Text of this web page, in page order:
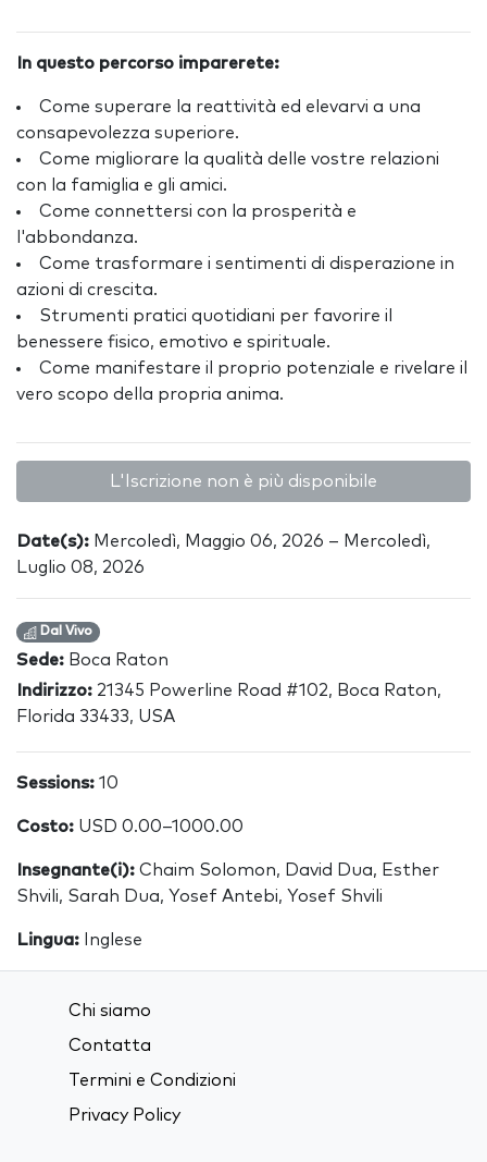
In questo percorso imparerete:
Come superare la reattività ed elevarvi a una
consapevolezza superiore.
Come migliorare la qualità delle vostre relazioni
con la famiglia e gli amici.
Come connettersi con la prosperità e
l'abbondanza.
Come trasformare i sentimenti di disperazione in
azioni di crescita.
Strumenti pratici quotidiani per favorire il
benessere fisico, emotivo e spirituale.
Come manifestare il proprio potenziale e rivelare il
vero scopo della propria anima.
L'Iscrizione non è più disponibile
Date(s): Mercoledì, Maggio 06, 2026 – Mercoledì,
Luglio 08, 2026
Dal Vivo
Sede: Boca Raton
Indirizzo: 21345 Powerline Road #102, Boca Raton,
Florida 33433, USA
Sessions: 10
Costo: USD 0.00–1000.00
Insegnante(i): Chaim Solomon, David Dua, Esther
Shvili, Sarah Dua, Yosef Antebi, Yosef Shvili
Lingua: Inglese
Chi siamo
Contatta
Termini e Condizioni
Privacy Policy